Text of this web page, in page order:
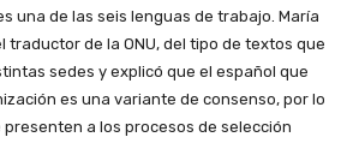
una de las seis lenguas de trabajo. María
traductor de la ONU, del tipo de textos que
sedes y explicó que el español que
es una variante de consenso, por lo
a los procesos de selección